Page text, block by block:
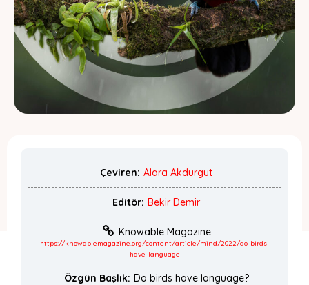
Çeviren: Alara Akdurgut
Editör: Bekir Demir
Knowable Magazine
https://knowablemagazine.org/content/article/mind/2022/do-birds-
have-language
Özgün Başlık: Do birds have language?